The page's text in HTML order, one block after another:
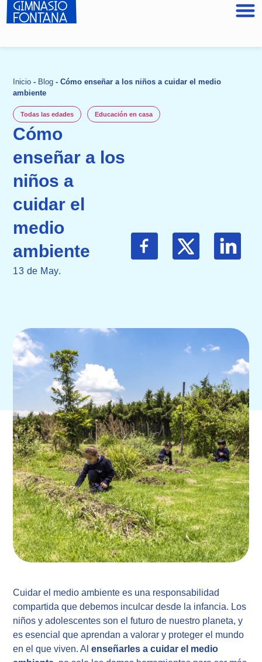
Inicio - Blog -Cómo enseñar a los niños a cuidar el medio
ambiente
Todas las edades Educación en casa
Cómo
enseñar a los
niños a
cuidar el
medio
ambiente
13 de May.
Cuidar el medio ambiente es una responsabilidad
compartida que debemos inculcar desde la infancia. Los
niños y adolescentes son el futuro de nuestro planeta, y
es esencial que aprendan a valorar y proteger el mundo
en el que viven. Alenseñarles a cuidar el medio